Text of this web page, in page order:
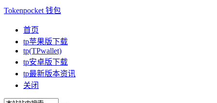
Tokenpocket 钱包
首页
tp苹果版下载
tp(TPwallet)
tp安卓版下载
tp最新版本资讯
关闭